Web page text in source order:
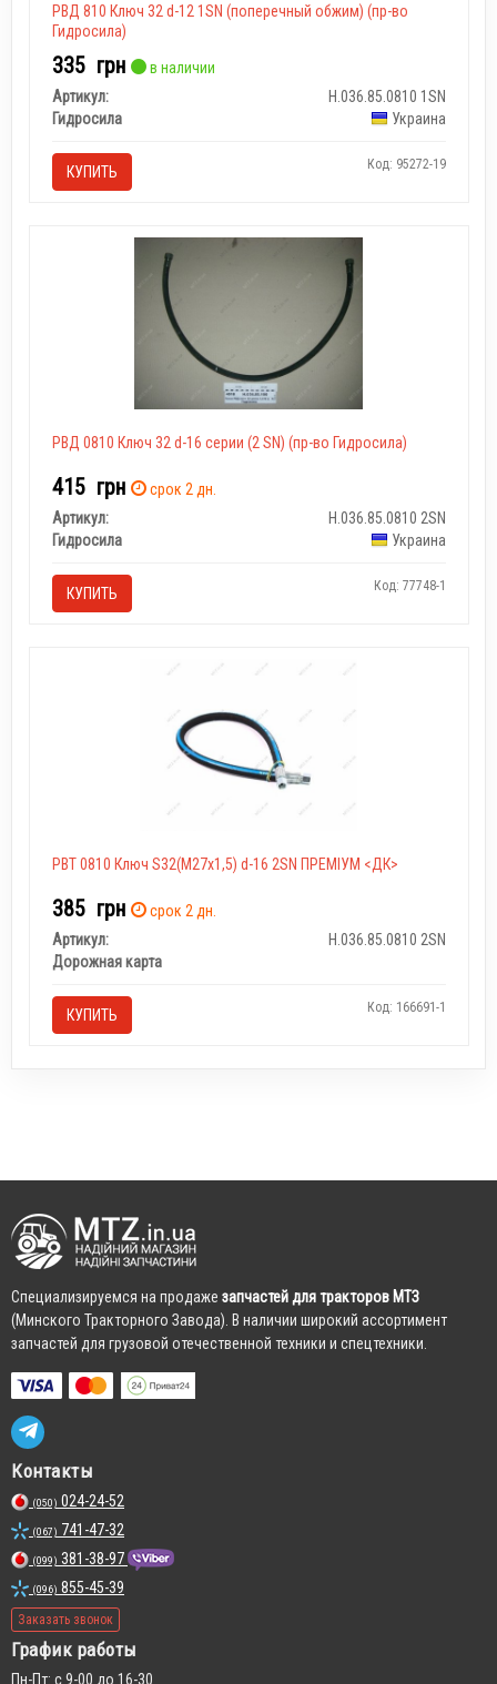
РВД 810 Ключ 32 d-12 1SN (поперечный обжим) (пр-во
Гидросила)
335 грн
в наличии
Артикул:
Н.036.85.0810 1SN
Гидросила
Украина
КУПИТЬ Код: 95272-19
РВД 0810 Ключ 32 d-16 серии (2 SN) (пр-во Гидросила)
415 грн
срок 2 дн.
Артикул:
Н.036.85.0810 2SN
Гидросила
Украина
КУПИТЬ Код: 77748-1
РВТ 0810 Ключ S32(M27x1,5) d-16 2SN ПРЕМІУМ <ДК>
385 грн
срок 2 дн.
Артикул:
Н.036.85.0810 2SN
Дорожная карта
КУПИТЬ Код: 166691-1
Cпециализируемся на продаже запчастей для тракторов МТЗ
(Минского Тракторного Завода). В наличии широкий ассортимент
запчастей для грузовой отечественной техники и спецтехники.
Контакты
(050) 024-24-52
(067) 741-47-32
(099) 381-38-97
(096) 855-45-39
Заказать звонок
График работы
Пн-Пт: с 9-00 до 16-30